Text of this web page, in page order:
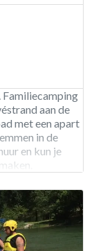
Familiecamping
aan de
met een apart
in de
en kun je